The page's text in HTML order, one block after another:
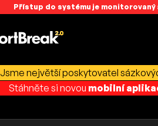
Přístup do systému je monitorovaný
Jsme největší poskytovatel
Stáhněte si novou mobilní